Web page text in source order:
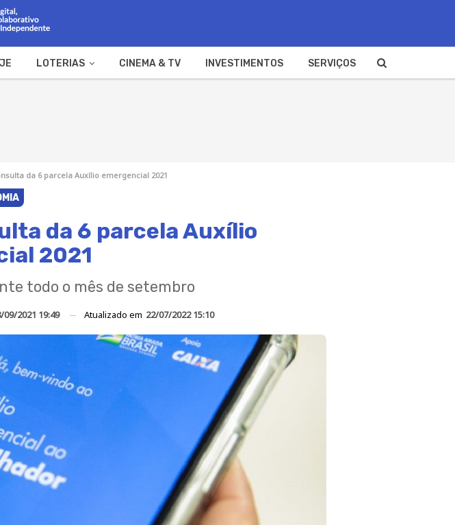
LOTERIAS CINEMA & TV INVESTIMENTOS SERVIÇOS
da 6 parcela Auxílio emergencial 2021
da 6 parcela Auxílio
2021
todo o mês de setembro
09/2021 19:49 Atualizado em 22/07/2022 15:10